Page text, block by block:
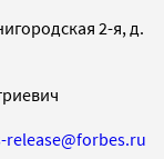
2-я, д.
release@forbes.ru